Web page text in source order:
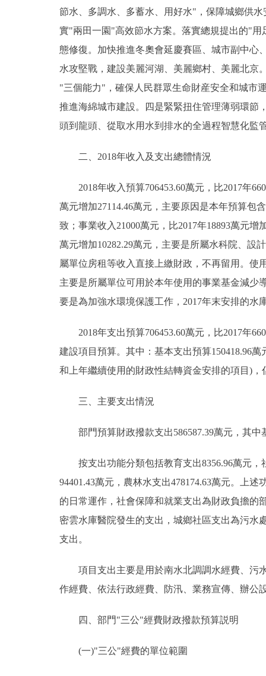
節水、多調水、多蓄水、用好水"，保障城鄉供
實"兩田一園"高效節水方案。落實總規提出的"
態修復。加快推進冬奧會延慶賽區、城市副中心
水攻堅戰，建設美麗河湖、美麗鄉村、美麗北京
"三個能力"，確保人民群眾生命財産安全和城市
推進海綿城市建設。四是緊緊扭住管理薄弱環
頭到龍頭、從取水用水到排水的全過程智慧化監
二、2018年收入及支出總體情況
2018年收入預算706453.60萬元，比2017年
萬元增加27114.46萬元，主要原因是本年預算包
致；事業收入21000萬元，比2017年18893萬元
萬元增加10282.29萬元，主要是所屬水科院、設
屬單位房租等收入直接上繳財政，不再留用。使
主要是所屬單位可用於本年使用的事業基金減少
要是為加強水環境保護工作，2017年末安排的
2018年支出預算706453.60萬元，比2017年
建設項目預算。其中：基本支出預算150418.96
和上年繼續使用的財政性結轉資金安排的項目)，
三、主要支出情況
部門預算財政撥款支出586587.39萬元，其中
按支出功能分類包括教育支出8356.96萬元，
94401.43萬元，農林水支出478174.63萬元。上
的日常運作，社會保障和就業支出為財政負擔的
密雲水庫醫院發生的支出，城鄉社區支出為污水
支出。
項目支出主要是用於南水北調調水經費、污水
作經費、依法行政經費、防汛、業務宣傳、辦公
四、部門"三公"經費財政撥款預算説明
(一)"三公"經費的單位範圍